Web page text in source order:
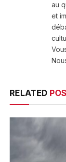
au
et
RELATED